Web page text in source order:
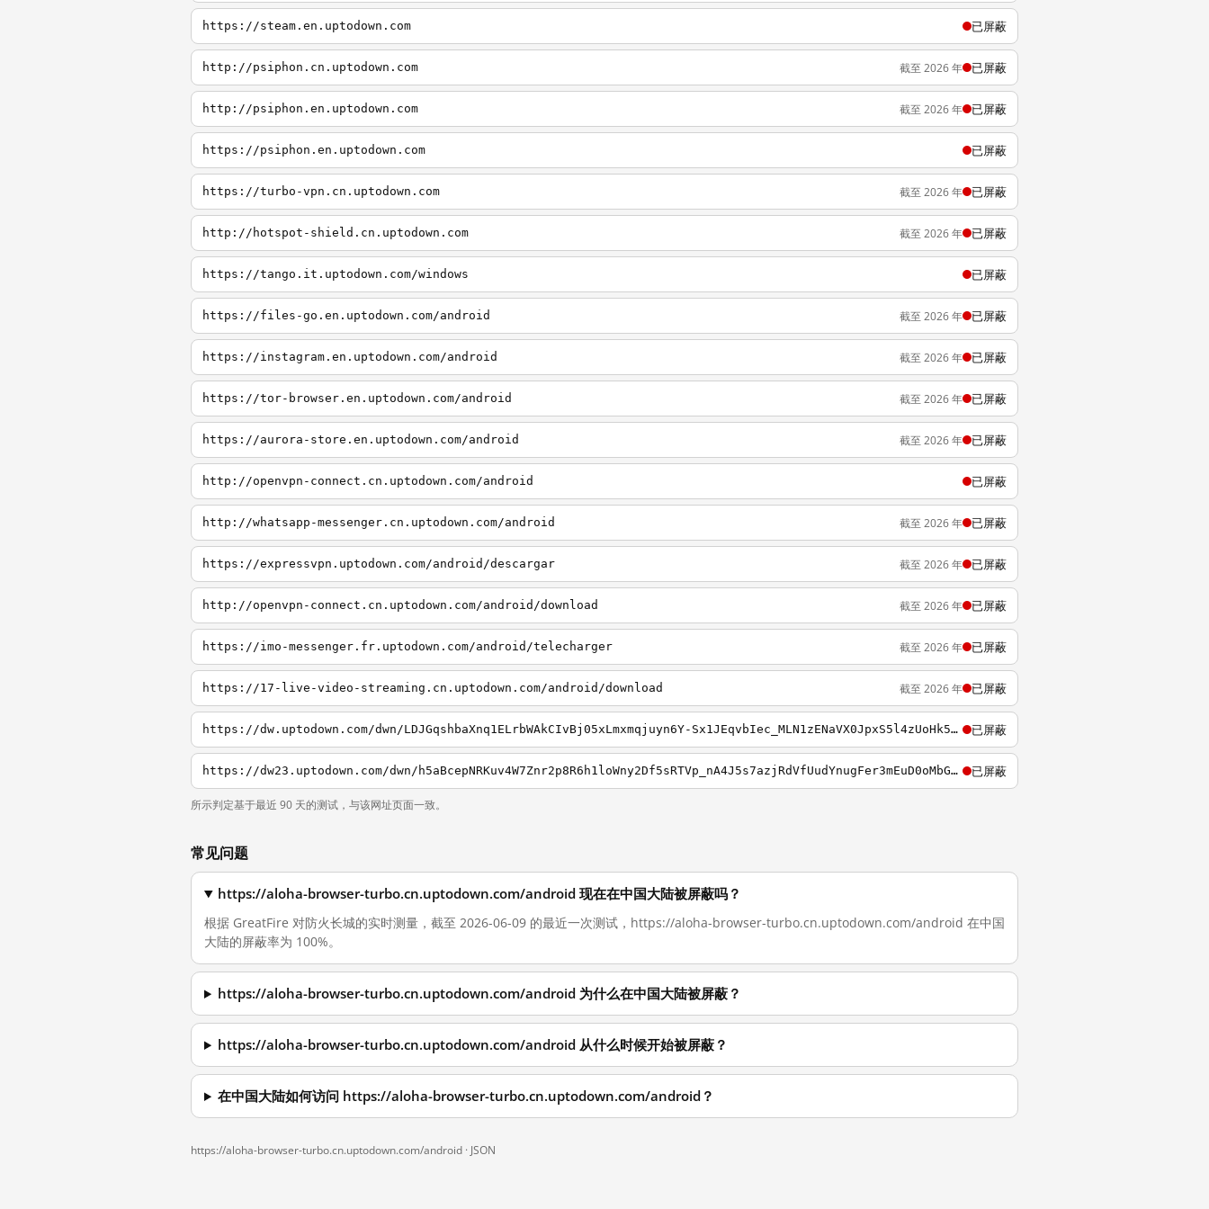
https://steam.en.uptodown.com 已屏蔽
http://psiphon.cn.uptodown.com 截至 2026 年 已屏蔽
http://psiphon.en.uptodown.com 截至 2026 年 已屏蔽
https://psiphon.en.uptodown.com 已屏蔽
https://turbo-vpn.cn.uptodown.com 截至 2026 年 已屏蔽
http://hotspot-shield.cn.uptodown.com 截至 2026 年 已屏蔽
https://tango.it.uptodown.com/windows 已屏蔽
https://files-go.en.uptodown.com/android 截至 2026 年 已屏蔽
https://instagram.en.uptodown.com/android 截至 2026 年 已屏蔽
https://tor-browser.en.uptodown.com/android 截至 2026 年 已屏蔽
https://aurora-store.en.uptodown.com/android 截至 2026 年 已屏蔽
http://openvpn-connect.cn.uptodown.com/android 已屏蔽
http://whatsapp-messenger.cn.uptodown.com/android 截至 2026 年 已屏蔽
https://expressvpn.uptodown.com/android/descargar 截至 2026 年 已屏蔽
http://openvpn-connect.cn.uptodown.com/android/download 截至 2026 年 已屏蔽
https://imo-messenger.fr.uptodown.com/android/telecharger 截至 2026 年 已屏蔽
https://17-live-video-streaming.cn.uptodown.com/android/download 截至 2026 年 已屏蔽
https://dw.uptodown.com/dwn/LDJGqshbaXnq1ELrbWAkCIvBj05xLmxmqjuyn6Y-Sx1JEqvbIec_MLN1zENaVX0JpxS5l4zUoHk5miUknxGA_7R3RuY0Z1uUggsEEx1PPiXZh2Nytv7F92ySZARVFLa0/J_yD4nnB1MBZFEmSV_nWMy8pxNsZ-m6uAahTSQbbguNqW8RvqU75P3qkMpbV0ZyaKbOALh8PlEESYl7IlMJpYrZLsAlfgzsoKM 已屏蔽
https://dw23.uptodown.com/dwn/h5aBcepNRKuv4W7Znr2p8R6h1loWny2Df5sRTVp_nA4J5s7azjRdVfUudYnugFer3mEuD0oMbG4SfMohXRmisP1vLnjH4a0veAqq6PuhQpgXQCLBS3ixip1U8CR-dG8u/4P8yNIh9bkhujr_Aq3rJ-N9tRb5wP21Y_U_9WOTiMeAOybY1eV3y4c-yDbhKqLAqP37xMzAomReZ3r4TxO4x27UbW0GjItpf 已屏蔽
所示判定基于最近 90 天的测试，与该网址页面一致。
常见问题
https://aloha-browser-turbo.cn.uptodown.com/android 现在在中国大陆被屏蔽吗？
根据 GreatFire 对防火长城的实时测量，截至 2026-06-09 的最近一次测试，https://aloha-browser-turbo.cn.uptodown.com/android 在中国
大陆的屏蔽率为 100%。
https://aloha-browser-turbo.cn.uptodown.com/android 为什么在中国大陆被屏蔽？
https://aloha-browser-turbo.cn.uptodown.com/android 从什么时候开始被屏蔽？
在中国大陆如何访问 https://aloha-browser-turbo.cn.uptodown.com/android？
https://aloha-browser-turbo.cn.uptodown.com/android · JSON